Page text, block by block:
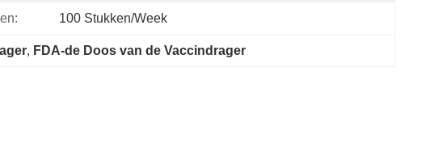
100 Stukken/week
, FDA-de Doos van de Vaccindrager